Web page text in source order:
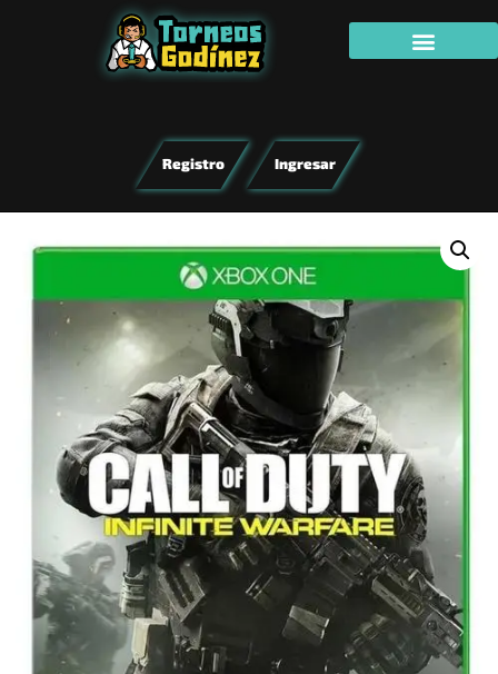
Registro Ingresar